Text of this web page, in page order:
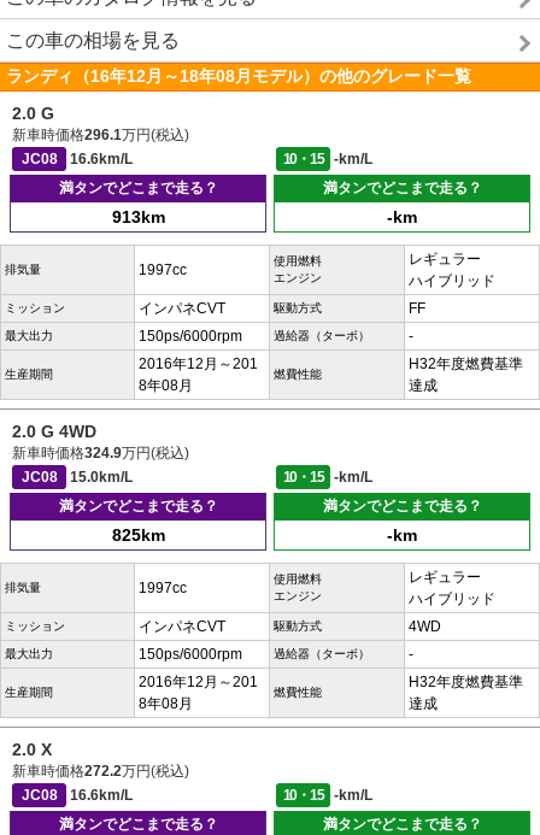
この車の相場を見る
ランディ（16年12月～18年08月モデル）の他のグレード一覧
2.0 G
新車時価格296.1万円(税込)
JC08
16.6km/L 10・15
-km/L
満タンでどこまで走る？
913km
満タンでどこまで走る？
-km
排気量 1997cc
使用燃料
エンジン
レギュラー
ハイブリッド
ミッション インパネCVT 駆動方式 FF
最大出力 150ps/6000rpm 過給器（ターボ） -
生産期間
2016年12月～201
8年08月
燃費性能
H32年度燃費基準
達成
2.0 G 4WD
新車時価格324.9万円(税込)
JC08
15.0km/L 10・15
-km/L
満タンでどこまで走る？
825km
満タンでどこまで走る？
-km
排気量 1997cc
使用燃料
エンジン
レギュラー
ハイブリッド
ミッション インパネCVT 駆動方式 4WD
最大出力 150ps/6000rpm 過給器（ターボ） -
生産期間
2016年12月～201
8年08月
燃費性能
H32年度燃費基準
達成
2.0 X
新車時価格272.2万円(税込)
JC08
16.6km/L 10・15
-km/L
満タンでどこまで走る？
満タンでどこまで走る？